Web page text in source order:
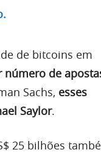
de bitcoins em
de
Sachs, esses
Saylor.
25 bilhões